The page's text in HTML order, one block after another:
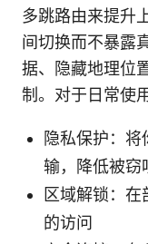
多跳路由来提升
间切换而不暴露
据、隐藏地理位
制。对于日常使
隐私保护：
输，降低被窃
区域解锁：
的访问